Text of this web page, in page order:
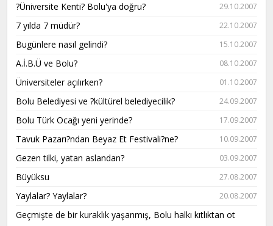
?Üniversite Kenti? Bolu'ya doğru? 29.10.2007
7 yılda 7 müdür? 22.10.2007
Bugünlere nasıl gelindi? 15.10.2007
A.İ.B.Ü ve Bolu? 08.10.2007
Üniversiteler açılırken? 01.10.2007
Bolu Belediyesi ve ?kültürel belediyecilik? 24.09.2007
Bolu Türk Ocağı yeni yerinde? 17.09.2007
Tavuk Pazarı?ndan Beyaz Et Festivali?ne? 10.09.2007
Gezen tilki, yatan aslandan? 03.09.2007
Büyüksu 27.08.2007
Yaylalar? Yaylalar? 20.08.2007
Geçmişte de bir kuraklık yaşanmış, Bolu halkı kıtlıktan ot